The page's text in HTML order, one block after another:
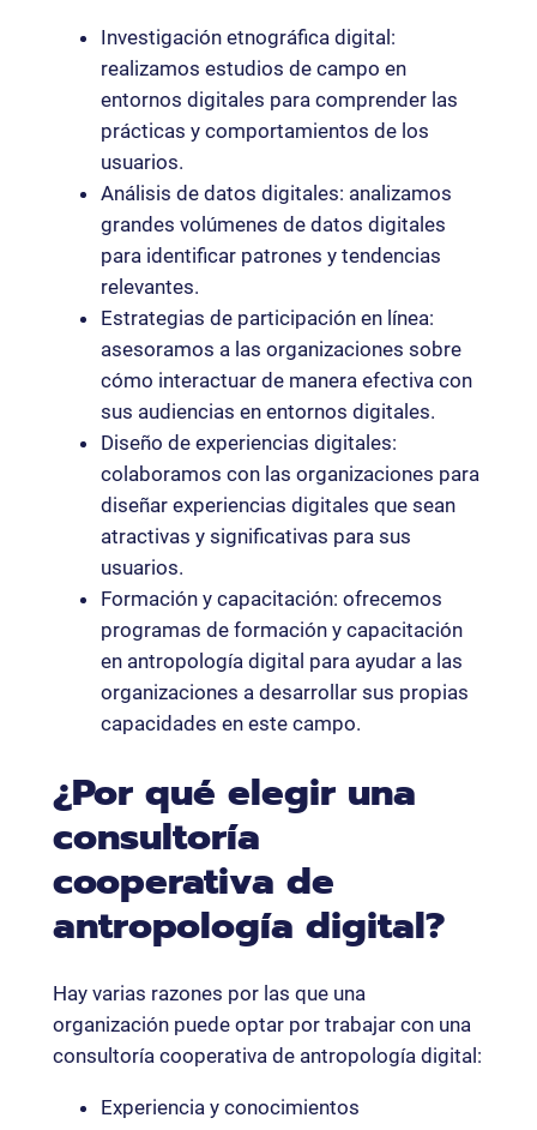
Investigación etnográfica digital:
realizamos estudios de campo en
entornos digitales para comprender las
prácticas y comportamientos de los
usuarios.
Análisis de datos digitales: analizamos
grandes volúmenes de datos digitales
para identificar patrones y tendencias
relevantes.
Estrategias de participación en línea:
asesoramos a las organizaciones sobre
cómo interactuar de manera efectiva con
sus audiencias en entornos digitales.
Diseño de experiencias digitales:
colaboramos con las organizaciones para
diseñar experiencias digitales que sean
atractivas y significativas para sus
usuarios.
Formación y capacitación: ofrecemos
programas de formación y capacitación
en antropología digital para ayudar a las
organizaciones a desarrollar sus propias
capacidades en este campo.
¿Por qué elegir una
consultoría
cooperativa de
antropología digital?
Hay varias razones por las que una
organización puede optar por trabajar con una
consultoría cooperativa de antropología digital:
Experiencia y conocimientos